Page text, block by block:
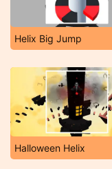
Helix Big Jump
Halloween Helix